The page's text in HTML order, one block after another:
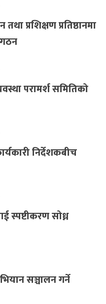
प्रशिक्षण प्रतिष्ठानमा
परामर्श समितिको
निर्देशकबीच
स्पष्टीकरण सोध्न
सञ्चालन गर्ने